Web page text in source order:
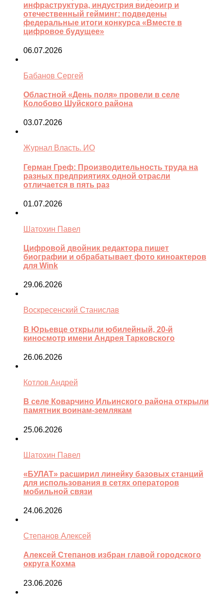
инфраструктура, индустрия видеоигр и
отечественный гейминг: подведены
федеральные итоги конкурса «Вместе в
цифровое будущее»
06.07.2026
Бабанов Сергей
Областной «День поля» провели в селе
Колобово Шуйского района
03.07.2026
Журнал Власть. ИО
Герман Греф: Производительность труда на
разных предприятиях одной отрасли
отличается в пять раз
01.07.2026
Шатохин Павел
Цифровой двойник редактора пишет
биографии и обрабатывает фото киноактеров
для Wink
29.06.2026
Воскресенский Станислав
В Юрьевце открыли юбилейный, 20-й
киносмотр имени Андрея Тарковского
26.06.2026
Котлов Андрей
В селе Коварчино Ильинского района открыли
памятник воинам-землякам
25.06.2026
Шатохин Павел
«БУЛАТ» расширил линейку базовых станций
для использования в сетях операторов
мобильной связи
24.06.2026
Степанов Алексей
Алексей Степанов избран главой городского
округа Кохма
23.06.2026